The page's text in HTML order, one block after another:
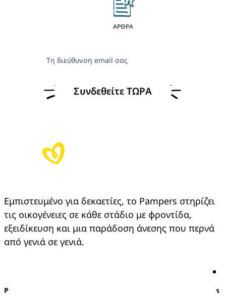
ΑΡΘΡΑ
Τη διεύθυνση email σας
Συνδεθείτε ΤΩΡΑ
Εμπιστευμένο για δεκαετίες, το Pampers στηρίζει
τις οικογένειες σε κάθε στάδιο με φροντίδα,
εξειδίκευση και μια παράδοση άνεσης που περνά
από γενιά σε γενιά.
Pampers
Περισσότερα από τα Pampers